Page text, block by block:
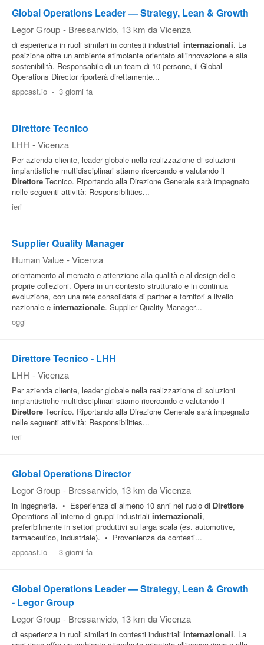
Global Operations Leader — Strategy, Lean & Growth
Legor Group - Bressanvido, 13 km da Vicenza
di esperienza in ruoli similari in contesti industriali internazionali. La
posizione offre un ambiente stimolante orientato all'innovazione e alla
sostenibilità. Responsabile di un team di 10 persone, il Global
Operations Director riporterà direttamente...
appcast.io - 3 giorni fa
Direttore Tecnico
LHH - Vicenza
Per azienda cliente, leader globale nella realizzazione di soluzioni
impiantistiche multidisciplinari stiamo ricercando e valutando il
Direttore Tecnico. Riportando alla Direzione Generale sarà impegnato
nelle seguenti attività: Responsibilities...
ieri
Supplier Quality Manager
Human Value - Vicenza
orientamento al mercato e attenzione alla qualità e al design delle
proprie collezioni. Opera in un contesto strutturato e in continua
evoluzione, con una rete consolidata di partner e fornitori a livello
nazionale e internazionale. Supplier Quality Manager...
oggi
Direttore Tecnico - LHH
LHH - Vicenza
Per azienda cliente, leader globale nella realizzazione di soluzioni
impiantistiche multidisciplinari stiamo ricercando e valutando il
Direttore Tecnico. Riportando alla Direzione Generale sarà impegnato
nelle seguenti attività: Responsibilities...
ieri
Global Operations Director
Legor Group - Bressanvido, 13 km da Vicenza
in Ingegneria. • Esperienza di almeno 10 anni nel ruolo di Direttore
Operations all’interno di gruppi industriali internazionali,
preferibilmente in settori produttivi su larga scala (es. automotive,
farmaceutico, industriale). • Provenienza da contesti...
appcast.io - 3 giorni fa
Global Operations Leader — Strategy, Lean & Growth
- Legor Group
Legor Group - Bressanvido, 13 km da Vicenza
di esperienza in ruoli similari in contesti industriali internazionali. La